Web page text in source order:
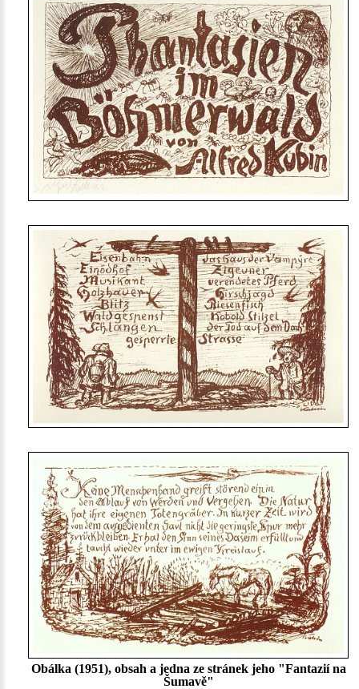
Obálka (1951), obsah a jedna ze stránek jeho "Fantazií na
Šumavě"